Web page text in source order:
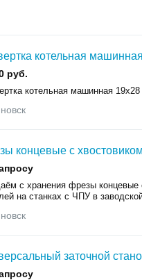
котельная
руб.
котельная машинная
концевые с
с хранения фрезы концевые
на станках с ЧПУ в
заточной